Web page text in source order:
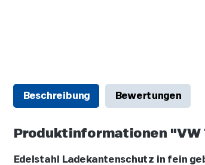
Beschreibung Bewertungen
Produktinformationen "VW
Edelstahl Ladekantenschutz in fein